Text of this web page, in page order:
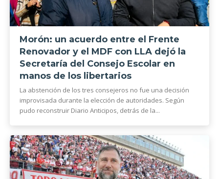
Morón: un acuerdo entre el Frente
Renovador y el MDF con LLA dejó la
Secretaría del Consejo Escolar en
manos de los libertarios
La abstención de los tres consejeros no fue una decisión
improvisada durante la elección de autoridades. Según
pudo reconstruir Diario Anticipos, detrás de la...